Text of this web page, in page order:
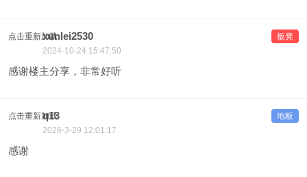
点击重新加载 板凳
xunlei2530
2024-10-24 15:47:50
感谢楼主分享，非常好听
点击重新加载 地板
q13
2026-3-29 12:01:17
感谢